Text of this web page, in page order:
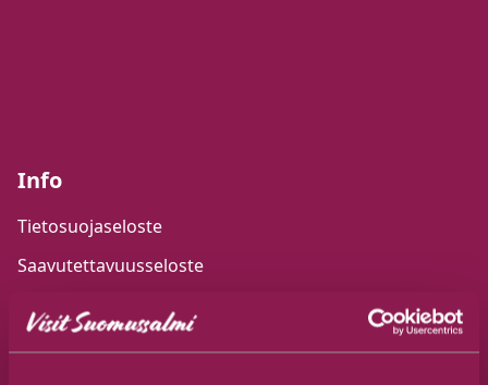
Info
Tietosuojaseloste
Saavutettavuusseloste